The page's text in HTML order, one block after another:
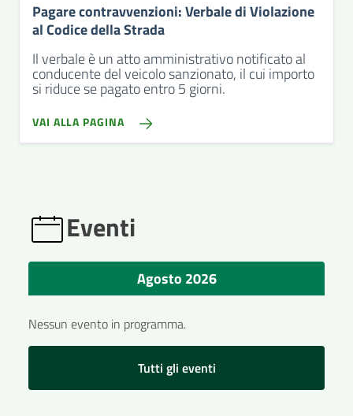
Pagare contravvenzioni: Verbale di Violazione
al Codice della Strada
Il verbale è un atto amministrativo notificato al
conducente del veicolo sanzionato, il cui importo
si riduce se pagato entro 5 giorni.
VAI ALLA PAGINA
Eventi
Agosto 2026
Nessun evento in programma.
Tutti gli eventi